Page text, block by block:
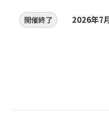
開催終了 2026年7